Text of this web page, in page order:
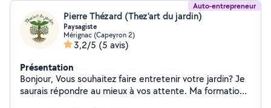
Auto-entrepreneur
Pierre Thézard (Thez'art du jardin)
Paysagiste
Mérignac (Capeyron 2)
3,2/5 (5 avis)
Présentation
Bonjour, Vous souhaitez faire entretenir votre jardin? Je
saurais répondre au mieux à vos attente. Ma formation